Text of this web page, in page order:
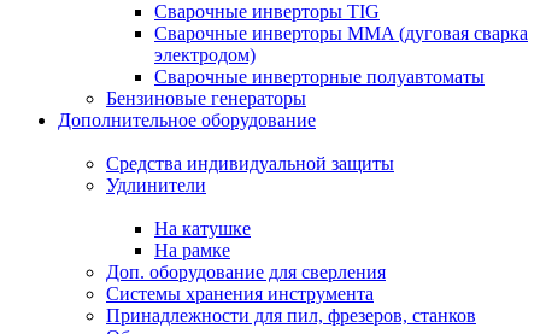
Сварочные инверторы TIG
Сварочные инверторы MMA (дуговая сварка
электродом)
Сварочные инверторные полуавтоматы
Бензиновые генераторы
Дополнительное оборудование
Средства индивидуальной защиты
Удлинители
На катушке
На рамке
Доп. оборудование для сверления
Системы хранения инструмента
Принадлежности для пил, фрезеров, станков